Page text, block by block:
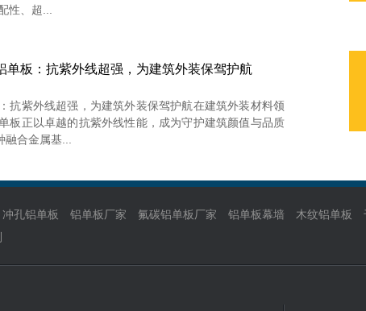
性、超...
单板：抗紫外线超强，为建筑外装保驾护航
抗紫外线超强，为建筑外装保驾护航在建筑外装材料领
板正以卓越的抗紫外线性能，成为守护建筑颜值与品质
融合金属基...
冲孔铝单板 铝单板厂家 氟碳铝单板厂家 铝单板幕墙 木纹铝单板